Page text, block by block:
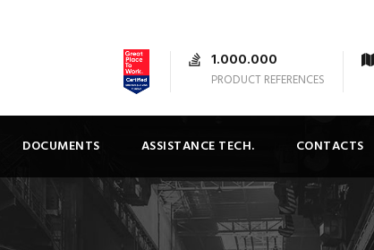
1.000.000
PRODUCT REFERENCES
DOCUMENTS ASSISTANCE TECH. CONTACTS